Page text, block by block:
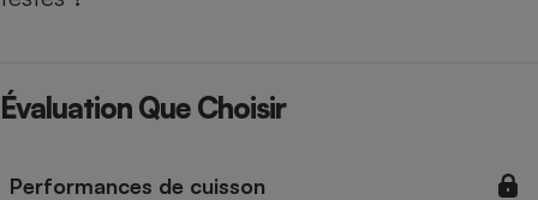
Évaluation Que Choisir
Performances de cuisson